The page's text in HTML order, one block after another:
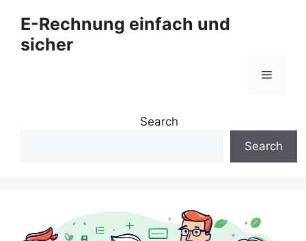
Inhalt
springen
E-Rechnung einfach und
sicher
Menü
Search
Search